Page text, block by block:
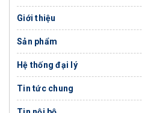
Giới thiệu
Sản phẩm
Hệ thống đại lý
Tin tức chung